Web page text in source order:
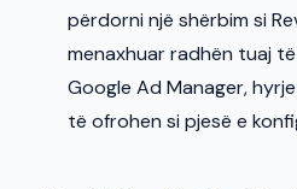
përdorni një shërbim si
menaxhuar radhën tuaj
Google Ad Manager,
të ofrohen si pjesë e